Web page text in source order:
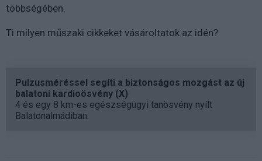
többségében.
Ti milyen műszaki cikkeket vásároltatok az idén?
Pulzusméréssel segíti a biztonságos mozgást az új
balatoni kardioösvény (X)
4 és egy 8 km-es egészségügyi tanösvény nyílt
Balatonalmádiban.